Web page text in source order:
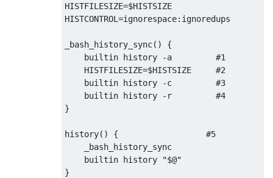
HISTFILESIZE=$HISTSIZE
HISTCONTROL =ignorespace: ignoredups
_bash_history_sync()
{
    builtin history
-a #1
    HISTFILESIZE
=$HISTSIZE #2
    builtin history
-c #3
    builtin history
- r #4
}
history() {
#5
    _bash_history_sync
    builtin history
"$@"
}